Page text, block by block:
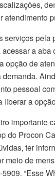
atendimento
serviços pela
a aba
opção de
demanda.
pessoal
liberar a
importante
do Procon
ter
meio de
“Esse